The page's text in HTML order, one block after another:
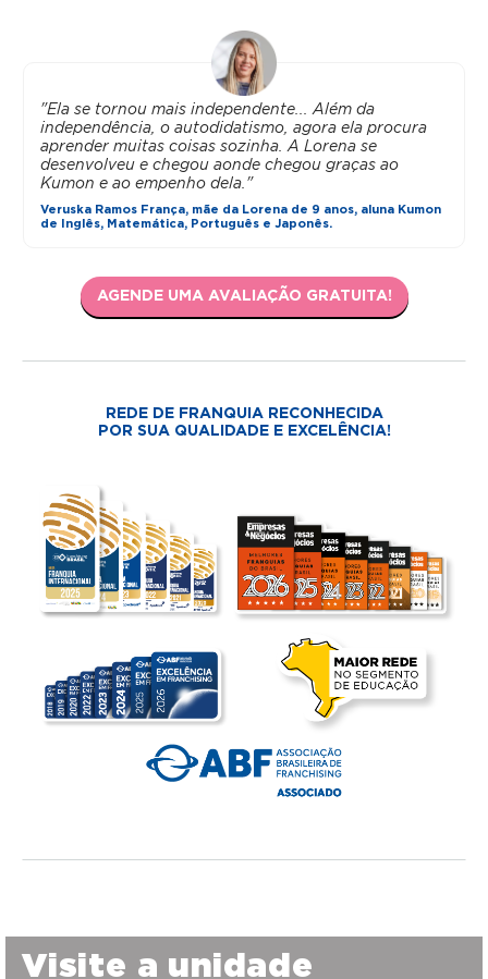
"Ela se tornou mais independente... Além da
independência, o autodidatismo, agora ela procura
aprender muitas coisas sozinha. A Lorena se
desenvolveu e chegou aonde chegou graças ao
Kumon e ao empenho dela."
Veruska Ramos França, mãe da Lorena de 9 anos, aluna Kumon
de Inglês, Matemática, Português e Japonês.
AGENDE UMA AVALIAÇÃO GRATUITA!
REDE DE FRANQUIA RECONHECIDA
POR SUA QUALIDADE E EXCELÊNCIA!
Visite a unidade